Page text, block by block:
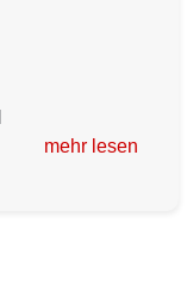
mehr lesen